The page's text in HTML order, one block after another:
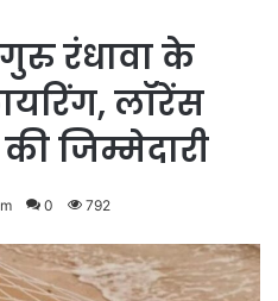
रंधावा के
लॉरेंस
जिम्मेदारी
0 792